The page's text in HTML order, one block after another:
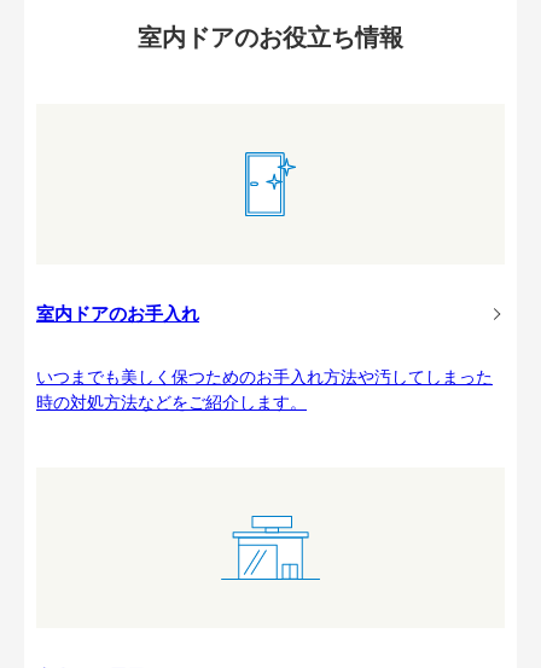
室内ドアのお役立ち情報
室内ドアのお手入れ
いつまでも美しく保つためのお手入れ方法や汚してしまった
時の対処方法などをご紹介します。